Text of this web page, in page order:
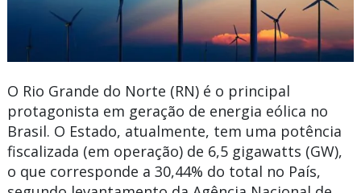
O Rio Grande do Norte (RN) é o principal
protagonista em geração de energia eólica no
Brasil. O Estado, atualmente, tem uma potência
fiscalizada (em operação) de 6,5 gigawatts (GW),
o que corresponde a 30,44% do total no País,